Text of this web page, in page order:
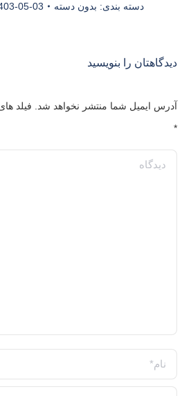
دسته بندی: بدون دسته 05-03
دیدگاهتان را بنویسید
آدرس ایمیل شما منتشر نخواهد شد. فیلد
*
دیدگاه
نام *